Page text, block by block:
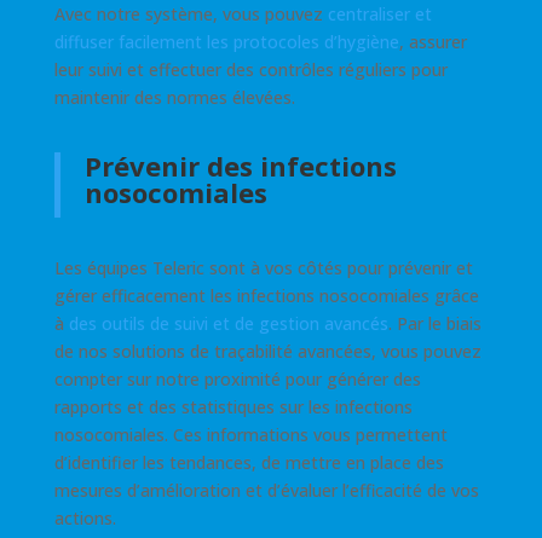
Avec notre système, vous pouvez centraliser et
diffuser facilement les protocoles d’hygiène, assurer
leur suivi et effectuer des contrôles réguliers pour
maintenir des normes élevées.
Prévenir des infections
nosocomiales
Les équipes Teleric sont à vos côtés pour prévenir et
gérer efficacement les infections nosocomiales grâce
à des outils de suivi et de gestion avancés. Par le biais
de nos solutions de traçabilité avancées, vous pouvez
compter sur notre proximité pour générer des
rapports et des statistiques sur les infections
nosocomiales. Ces informations vous permettent
d’identifier les tendances, de mettre en place des
mesures d’amélioration et d’évaluer l’efficacité de vos
actions.